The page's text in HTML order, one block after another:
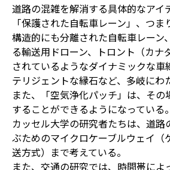
道路の混雑を解消する具体的なアイ
「保護された自転車レーン」、つま
構造的にも分離された自転車レーン
る輸送用ドローン、トロント（カナ
されているようなダイナミックな車
テリジェントな縁石など、多岐にわ
また、「空気浄化パッチ」は、その
することができるようになっている。
カッセル大学の研究者たちは、道路
ぶためのマイクロケーブルウェイ（
送方式）まで考えている。
また、交通の研究では、時間帯によ